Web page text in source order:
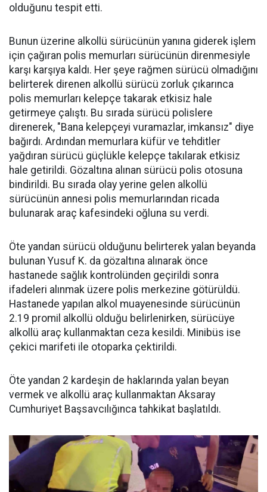
olduğunu tespit etti.
Bunun üzerine alkollü sürücünün yanına giderek işlem
için çağıran polis memurları sürücünün direnmesiyle
karşı karşıya kaldı. Her şeye rağmen sürücü olmadığını
belirterek direnen alkollü sürücü zorluk çıkarınca
polis memurları kelepçe takarak etkisiz hale
getirmeye çalıştı. Bu sırada sürücü polislere
direnerek, "Bana kelepçeyi vuramazlar, imkansız" diye
bağırdı. Ardından memurlara küfür ve tehditler
yağdıran sürücü güçlükle kelepçe takılarak etkisiz
hale getirildi. Gözaltına alınan sürücü polis otosuna
bindirildi. Bu sırada olay yerine gelen alkollü
sürücünün annesi polis memurlarından ricada
bulunarak araç kafesindeki oğluna su verdi.
Öte yandan sürücü olduğunu belirterek yalan beyanda
bulunan Yusuf K. da gözaltına alınarak önce
hastanede sağlık kontrolünden geçirildi sonra
ifadeleri alınmak üzere polis merkezine götürüldü.
Hastanede yapılan alkol muayenesinde sürücünün
2.19 promil alkollü olduğu belirlenirken, sürücüye
alkollü araç kullanmaktan ceza kesildi. Minibüs ise
çekici marifeti ile otoparka çektirildi.
Öte yandan 2 kardeşin de haklarında yalan beyan
vermek ve alkollü araç kullanmaktan Aksaray
Cumhuriyet Başsavcılığınca tahkikat başlatıldı.